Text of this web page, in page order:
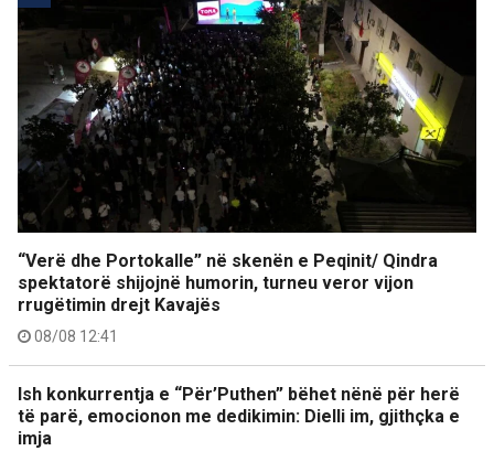
“Verë dhe Portokalle” në skenën e Peqinit/ Qindra
spektatorë shijojnë humorin, turneu veror vijon
rrugëtimin drejt Kavajës
08/08 12:41
Ish konkurrentja e “Për’Puthen” bëhet nënë për herë
të parë, emocionon me dedikimin: Dielli im, gjithçka e
imja